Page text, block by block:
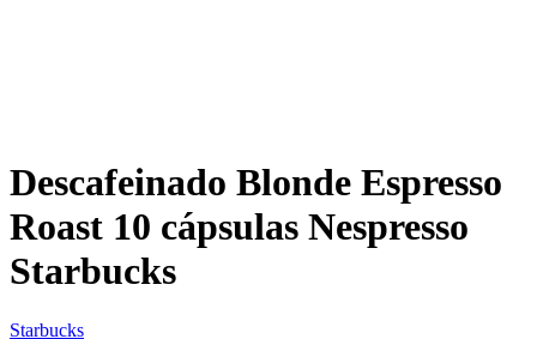
Descafeinado Blonde Espresso
Roast 10 cápsulas Nespresso
Starbucks
Starbucks